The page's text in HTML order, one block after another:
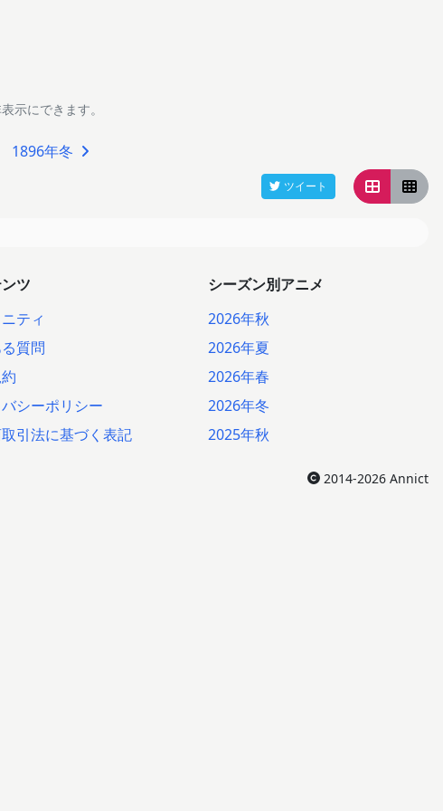
示にできます。
1896年冬
ツイート
ツ
ティ
質問
シーポリシー
引法に基づく表記
シーズン別アニメ
2026年秋
2026年夏
2026年春
2026年冬
2025年秋
2014-2026 Annict